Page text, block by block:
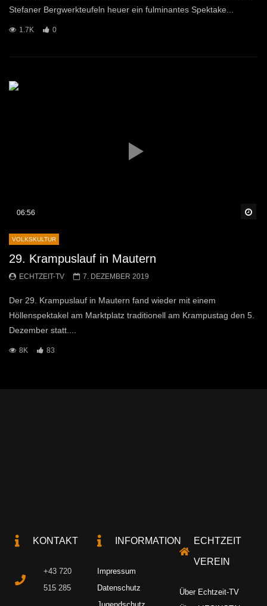
Stefaner Bergwerkteufeln heuer ein fulminantes Spektake...
1.7K 0
06:56
VOLKSKULTUR
29. Krampuslauf in Mautern
ECHTZEIT-TV 7. DEZEMBER 2019
Der 29. Krampuslauf in Mautern fand wieder mit einem
Höllenspektakel am Marktplatz traditionell am Krampustag den 5.
Dezember statt....
8K 83
KONTAKT
+43 720
515 285
INFORMATION
Impressum
Datenschutz
ECHTZEIT
VEREIN
Über Echtzeit-TV